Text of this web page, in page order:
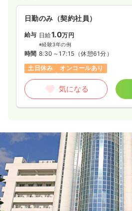
日勤のみ（契約社員）
給与 日給1.0万円
※経験3年の例
時間 8:30～17:15 （休憩61分）
土日休み
オンコールあり
気になる